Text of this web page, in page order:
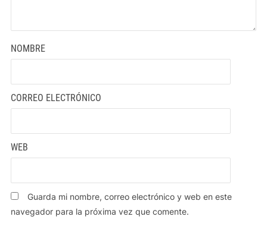
NOMBRE
CORREO ELECTRÓNICO
WEB
Guarda mi nombre, correo electrónico y web en este
navegador para la próxima vez que comente.